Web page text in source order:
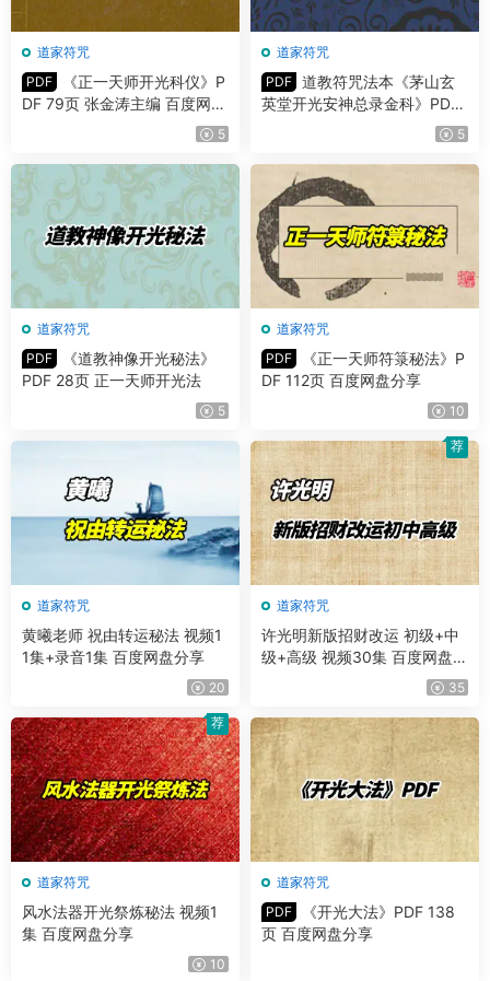
道家符咒
PDF
《正一天师开光科仪》P
DF 79页 张金涛主编 百度网盘
5
道家符咒
PDF 道教符咒法本《茅山玄
英堂开光安神总录金科》PDF
5
道家符咒
PDF
《道教神像开光秘法》
PDF 28页 正一天师开光法
5
道家符咒
PDF
《正一天师符箓秘法》P
DF 112页 百度网盘分享
10
道家符咒
黄曦老师 祝由转运秘法 视频1
1集+录音1集 百度网盘分享
20
道家符咒
许光明新版招财改运 初级+中
级+高级 视频30集 百度网盘分
35
荐
道家符咒
风水法器开光祭炼秘法 视频1
集 百度网盘分享
10
荐
道家符咒
PDF
《开光大法》PDF 138
页 百度网盘分享